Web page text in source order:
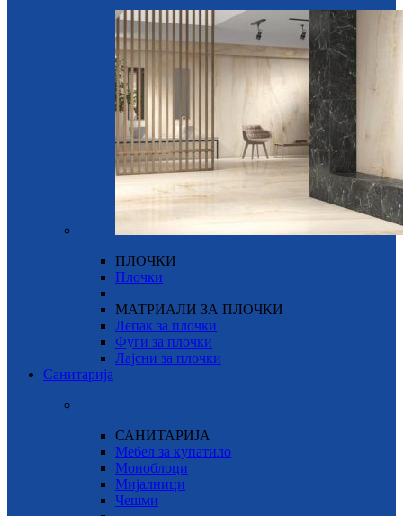
ПЛОЧКИ
Плочки
МАТРИАЛИ ЗА ПЛОЧКИ
Лепак за плочки
Фуги за плочки
Лајсни за плочки
Санитарија
САНИТАРИЈА
Мебел за купатило
Моноблоци
Мијалници
Чешми